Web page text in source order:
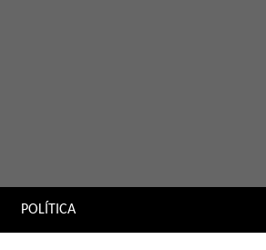
POLÍTICA